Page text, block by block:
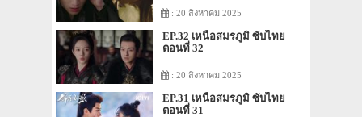
: 20 สิงหาคม 2025
EP.32 เหนือสมรภูมิ ซับไทย
ตอนที่ 32
: 20 สิงหาคม 2025
EP.31 เหนือสมรภูมิ ซับไทย
ตอนที่ 31